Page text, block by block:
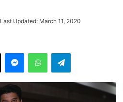
Last Updated: March 11, 2020